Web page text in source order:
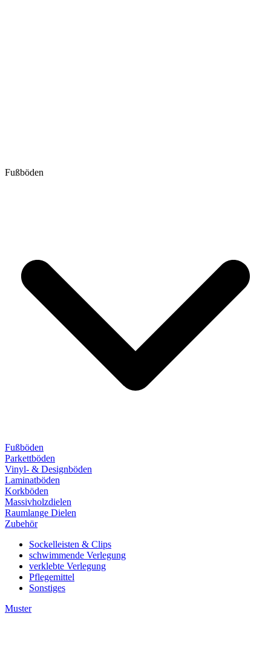
Fußböden
Fußböden
Parkettböden
Vinyl- & Designböden
Laminatböden
Korkböden
Massivholzdielen
Raumlange Dielen
Zubehör
Sockelleisten & Clips
schwimmende Verlegung
verklebte Verlegung
Pflegemittel
Sonstiges
Muster